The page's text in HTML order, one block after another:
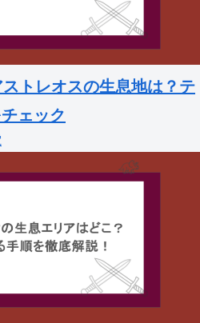
ストレオスの生息地は？テ
ェック